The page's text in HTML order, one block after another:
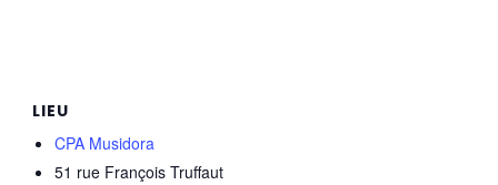
LIEU
CPA Musidora
51 rue François Truffaut